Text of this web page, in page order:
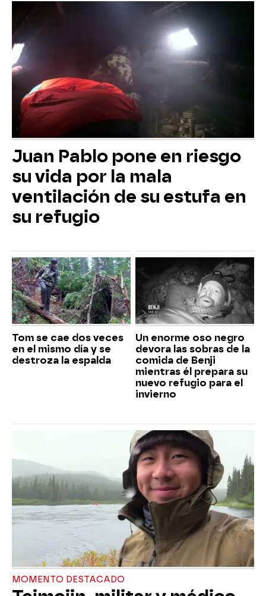
Juan Pablo pone en riesgo
su vida por la mala
ventilación de su estufa en
su refugio
Tom se cae dos veces
en el mismo día y se
destroza la espalda
Un enorme oso negro
devora las sobras de la
comida de Benji
mientras él prepara su
nuevo refugio para el
invierno
MOMENTO DESTACADO